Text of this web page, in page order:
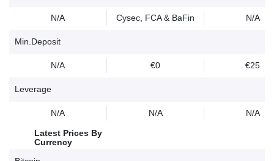
N/A Cysec, FCA & BaFin N/A
Min.Deposit
N/A €0 €25
Leverage
N/A N/A N/A
Latest Prices By
Currency